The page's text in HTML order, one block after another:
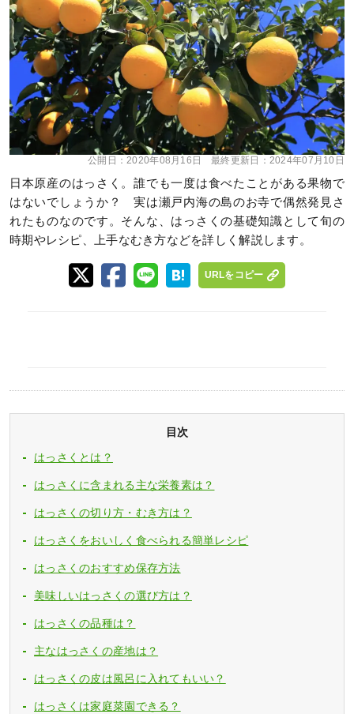
公開日：2020年08月16日 最終更新日： 2024年07月10日
日本原産のはっさく。誰でも一度は食べたことがある果物で
はないでしょうか？ 実は瀬戸内海の島のお寺で偶然発見さ
れたものなのです。そんな、はっさくの基礎知識として旬の
時期やレシピ、上手なむき方などを詳しく解説します。
URLをコピー
目次
はっさくとは？
はっさくに含まれる主な栄養素は？
はっさくの切り方・むき方は？
はっさくをおいしく食べられる簡単レシピ
はっさくのおすすめ保存方法
美味しいはっさくの選び方は？
はっさくの品種は？
主なはっさくの産地は？
はっさくの皮は風呂に入れてもいい？
はっさくは家庭菜園できる？